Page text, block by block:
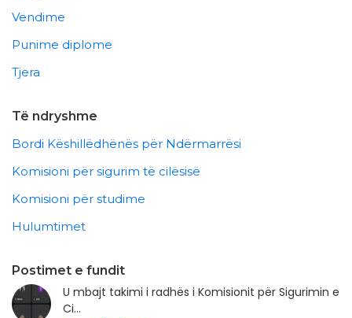
Vendime
Punime diplome
Tjera
Të ndryshme
Bordi Këshillëdhënës për Ndërmarrësi
Komisioni për sigurim të cilësisë
Komisioni për studime
Hulumtimet
Postimet e fundit
U mbajt takimi i radhës i Komisionit për Sigurimin e
Ci...